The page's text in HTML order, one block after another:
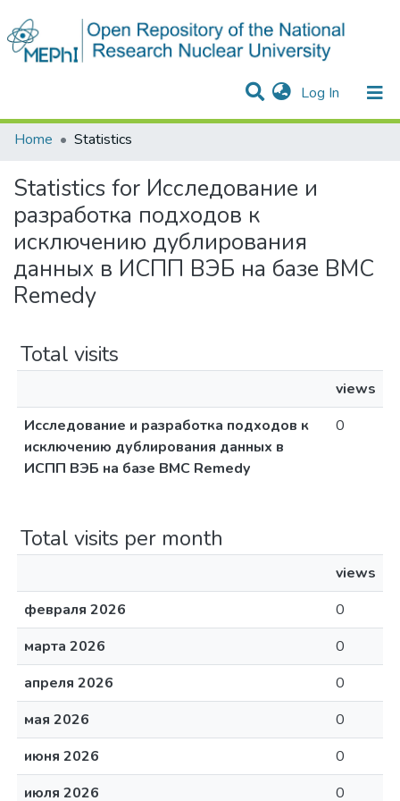
Log In (current)
Communities & Collections
All of DSpace
Home
Statistics
Statistics for Исследование и
разработка подходов к
исключению дублирования
данных в ИСПП ВЭБ на базе BMC
Remedy
Total visits
views
Исследование и разработка подходов к
исключению дублирования данных в
ИСПП ВЭБ на базе BMC Remedy
0
Total visits per month
views
февраля 2026
0
марта 2026
0
апреля 2026
0
мая 2026
0
июня 2026
0
июля 2026
0